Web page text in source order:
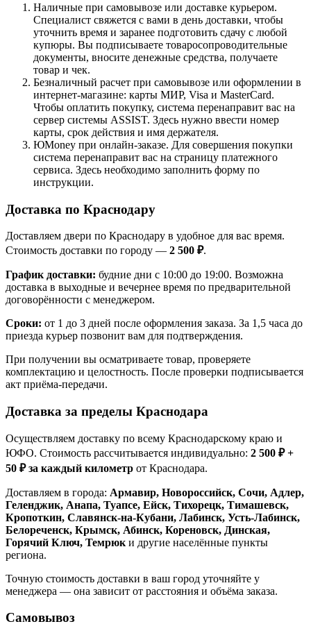
Наличные при самовывозе или доставке курьером.
Специалист свяжется с вами в день доставки, чтобы
уточнить время и заранее подготовить сдачу с любой
купюры. Вы подписываете товаросопроводительные
документы, вносите денежные средства, получаете
товар и чек.
Безналичный расчет при самовывозе или оформлении в
интернет-магазине: карты МИР, Visa и MasterCard.
Чтобы оплатить покупку, система перенаправит вас на
сервер системы ASSIST. Здесь нужно ввести номер
карты, срок действия и имя держателя.
ЮMoney при онлайн-заказе. Для совершения покупки
система перенаправит вас на страницу платежного
сервиса. Здесь необходимо заполнить форму по
инструкции.
Доставка по Краснодару
Доставляем двери по Краснодару в удобное для вас время.
Стоимость доставки по городу — 2 500 ₽.
График доставки: будние дни с 10:00 до 19:00. Возможна
доставка в выходные и вечернее время по предварительной
договорённости с менеджером.
Сроки: от 1 до 3 дней после оформления заказа. За 1,5 часа до
приезда курьер позвонит вам для подтверждения.
При получении вы осматриваете товар, проверяете
комплектацию и целостность. После проверки подписывается
акт приёма-передачи.
Доставка за пределы Краснодара
Осуществляем доставку по всему Краснодарскому краю и
ЮФО. Стоимость рассчитывается индивидуально: 2 500 ₽ +
50 ₽ за каждый километр от Краснодара.
Доставляем в города: Армавир, Новороссийск, Сочи, Адлер,
Геленджик, Анапа, Туапсе, Ейск, Тихорецк, Тимашевск,
Кропоткин, Славянск-на-Кубани, Лабинск, Усть-Лабинск,
Белореченск, Крымск, Абинск, Кореновск, Динская,
Горячий Ключ, Темрюк и другие населённые пункты
региона.
Точную стоимость доставки в ваш город уточняйте у
менеджера — она зависит от расстояния и объёма заказа.
Самовывоз